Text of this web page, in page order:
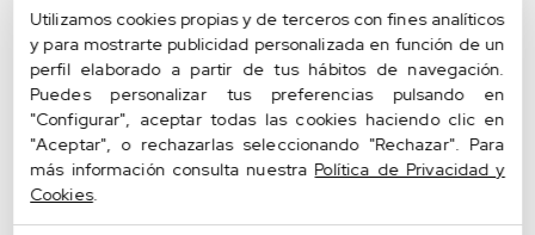
impacto del tratamiento sobre los interesados, el
equilibrio entre los dos conceptos anteriores y la
implementación de garantías adicionales. Siendo la
ponderación final favorable al responsable, el
tratamiento puede llevarse a cabo de conformidad
con la normativa aplicable en materia de protección
de datos personales. Para cualquier duda o
Utilizamos cookies propias y de terceros con fines analíticos
y para mostrarte publicidad personalizada en función de un
perfil elaborado a partir de tus hábitos de navegación.
Puedes personalizar tus preferencias pulsando en
"Configurar", aceptar todas las cookies haciendo clic en
"Aceptar", o rechazarlas seleccionando "Rechazar". Para
más información consulta nuestra Política de Privacidad y
Cookies.